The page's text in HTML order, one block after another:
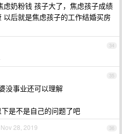
奶粉钱 孩子大了，焦虑孩子成绩
后就是焦虑孩子的工作结婚买房
34
35
没事业还可以理解
是不是自己的问题了吧
36
Nov 28, 2019